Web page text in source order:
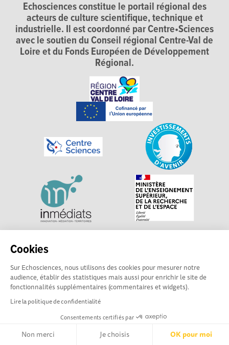
Cookies
Sur Echosciences, nous utilisons des cookies pour mesurer notre
audience, établir des statistiques mais aussi pour enrichir le site de
fonctionnalités supplémentaires (commentaires et widgets).
Lire la politique de confidentialité
Consentements certifiés par
Non merci Je choisis OK pour moi
Echosciences constitue le portail régional des
acteurs de culture scientifique, technique et
industrielle. Il est coordonné par Centre•Sciences
avec le soutien du Conseil régional Centre-Val de
Loire et du Fonds Européen de Développement
Régional.
Explorer, s’exprimer, rentrer en contact : Echosciences
sciences et de technologies du territoire. Propulsé par
Centre•Sciences/ Contact : echosciences@centre-
sciences.fr
Mentions légales|Politique de confidentialité
Ligne éditoriale